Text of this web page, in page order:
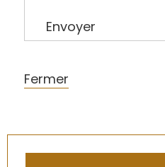
Envoyer
Fermer